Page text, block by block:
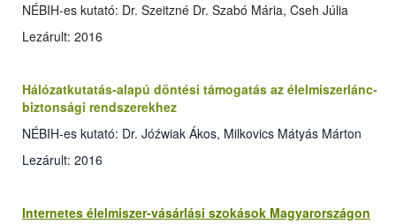
NÉBIH-es kutató: Dr. Szeitzné Dr. Szabó Mária, Cseh Júlia
Lezárult: 2016
Hálózatkutatás-alapú döntési támogatás az élelmiszerlánc-
biztonsági rendszerekhez
NÉBIH-es kutató: Dr. Jóźwiak Ákos, Milkovics Mátyás Márton
Lezárult: 2016
Internetes élelmiszer-vásárlási szokások Magyarországon